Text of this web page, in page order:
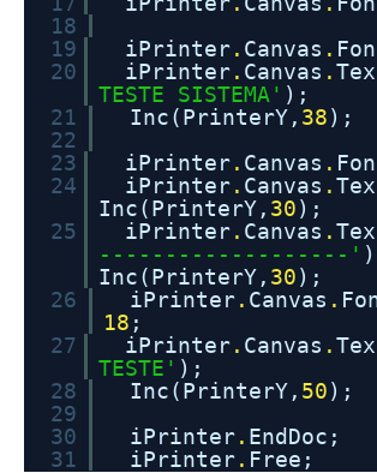
18
19
iPrinter. Canvas .
20
iPrinter. Canvas .
TESTE SISTEMA' );
21
Inc(PrinterY, 38);
22
23
iPrinter. Canvas .
24
iPrinter. Canvas .
Inc(PrinterY, 30);
25
iPrinter. Canvas .
-------------------'
Inc(PrinterY, 30);
26
iPrinter. Canvas .
18 ;
27
iPrinter. Canvas .
TESTE' );
28
Inc(PrinterY, 50);
29
30
iPrinter. EndDoc;
31
iPrinter. Free;